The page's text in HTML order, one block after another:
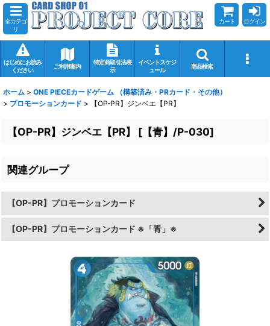
全カテゴ
リ
カート ログイン
はじめにお読み
ください
ご利用案内
特定商取引法表
示
イベントスケジ
ュール
商品検索
ホーム > ONE PIECEカードゲーム （構築済み・PRカード・その他）
> プロモーションカード > 【OP-PR】ジンベエ【PR】
【OP-PR】ジンベエ【PR】 [ 【青】/P-030]
関連グループ
【OP-PR】プロモーションカード
【OP-PR】プロモーションカード ※「青」※